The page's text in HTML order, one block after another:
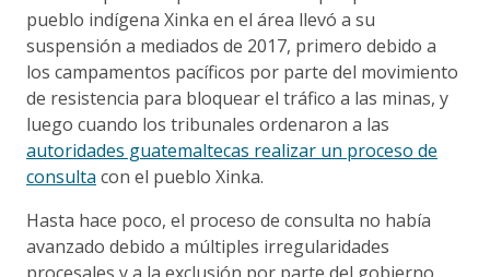
pueblo indígena Xinka en el área llevó a su
suspensión a mediados de 2017, primero debido a
los campamentos pacíficos por parte del movimiento
de resistencia para bloquear el tráfico a las minas, y
luego cuando los tribunales ordenaron a las
autoridades guatemaltecas realizar un proceso de
consulta con el pueblo Xinka.
Hasta hace poco, el proceso de consulta no había
avanzado debido a múltiples irregularidades